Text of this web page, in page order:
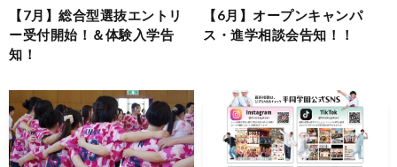
【7月】総合型選抜エントリ
ー受付開始！＆体験入学告
知！
【6月】オープンキャンパ
ス・進学相談会告知！！